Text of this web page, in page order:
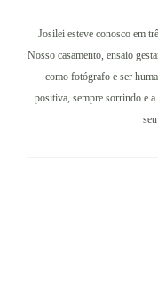
Josilei esteve conosco em
Nosso casamento, ensaio
como fotógrafo e ser
positiva, sempre sorrindo e